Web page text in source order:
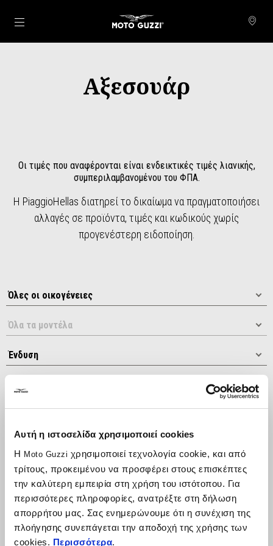
Αυτή η ιστοσελίδα χρησιμοποιεί cookies
Η Moto Guzzi χρησιμοποιεί τεχνολογία cookie, και από
τρίτους, προκειμένου να προσφέρει στους επισκέπτες
την καλύτερη εμπειρία στη χρήση του ιστότοπου. Για
περισσότερες πληροφορίες, ανατρέξτε στη δήλωση
απορρήτου μας. Σας ενημερώνουμε ότι η συνέχιση της
πλοήγησης συνεπάγεται την αποδοχή της χρήσης των
cookies. Περισσότερα.
Μετάβαση στο κυρίως περιεχόμενο
Αξεσουάρ
Οι τιμές που αναφέρονται είναι ενδεικτικές τιμές λιανικής,
συμπεριλαμβανομένου του ΦΠΑ.
Η PiaggioHellas διατηρεί το δικαίωμα να πραγματοποιήσει
αλλαγές σε προϊόντα, τιμές και κωδικούς χωρίς
προγενέστερη ειδοποίηση.